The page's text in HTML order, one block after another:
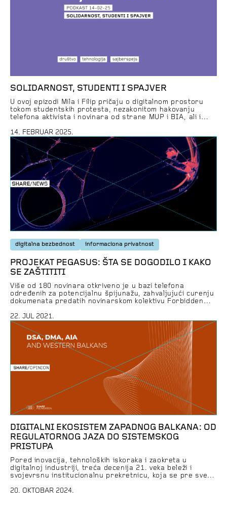
SOLIDARNOST, STUDENTI I SPAJVER
U ovoj epizodi Mila i Filip pričaju o digitalnom prostoru
tokom studentskih protesta, nezakonitom hakovanju
telefona aktivista i novinara od strane MUP i BIA, ali i
američkom administracijom i kako to utiče na internet
globalno. Linkovi ka tekstovima:Solidarnost, studenti i
spajverDigitalna bezbednost na protestuMUP i BIA
nezakonito upadaju u […]
14. FEBRUAR 2025.
digitalna bezbednost informaciona privatnost
PROJEKAT PEGASUS: ŠTA SE DOGODILO I KAKO
SE ZAŠTITITI
Više od 180 novinara otkriveno je u bazi telefona
određenih za potencijalnu špijunažu, zahvaljujući curenju
dokumenata predatih novinarskom kolektivu Forbidden
za nadzor pravili su klijenti izraelske firme NSO,
specijalizovane za proizvodnju špijunskog softvera koji
prodaje vladama širom sveta. Njen primarni proizvod,
Pegasus, može da kompromituje telefon, izvuče iz njega
sve podatke […]
22. JUL 2021.
DIGITALNI EKOSISTEM ZAPADNOG BALKANA: OD
REGULATORNOG JAZA DO SISTEMSKOG
PRISTUPA
Pored inovacija, tehnoloških iskoraka i zaokreta u
digitalnoj industriji, treća decenija 21. veka beleži i
svojevrsnu institucionalnu prekretnicu, koja se pre svega
tržišta Evropske unije (Digital Single Market), uz niz
20. OKTOBAR 2024.